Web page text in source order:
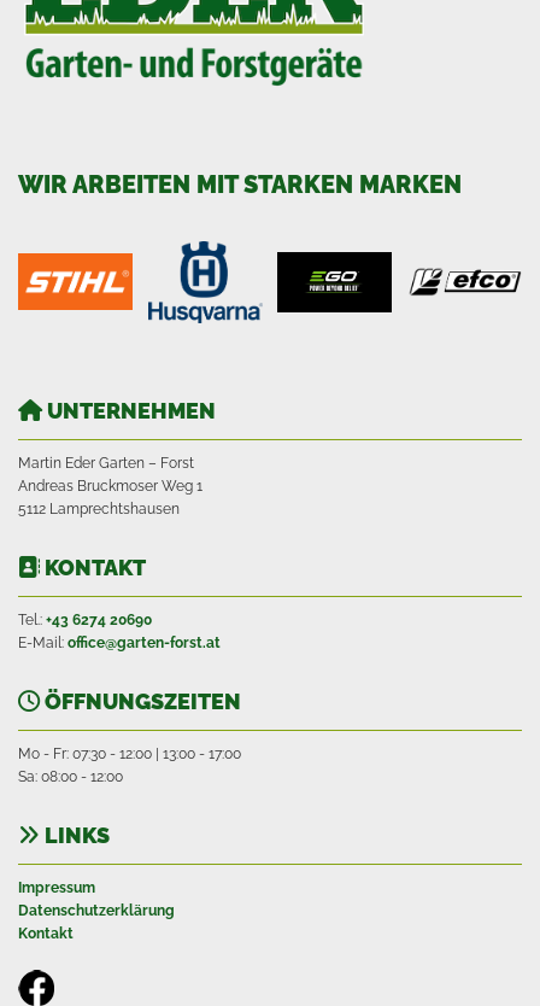
WIR ARBEITEN MIT STARKEN MARKEN
UNTERNEHMEN
Martin Eder Garten – Forst
Andreas Bruckmoser Weg 1
5112 Lamprechtshausen
 KONTAKT
Tel.: +43 6274 20690
E-Mail: office@garten-forst.at
ÖFFNUNGSZEITEN
Mo - Fr: 07:30 - 12:00 | 13:00 - 17:00
Sa: 08:00 - 12:00
 LINKS
Impressum
Datenschutzerklärung
Kontakt